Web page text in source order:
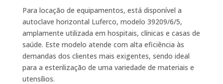
Para locação de equipamentos, está disponível a
autoclave horizontal Luferco, modelo 39209/6/5,
amplamente utilizada em hospitais, clínicas e casas de
saúde. Este modelo atende com alta eficiência às
demandas dos clientes mais exigentes, sendo ideal
para a esterilização de uma variedade de materiais e
utensílios.